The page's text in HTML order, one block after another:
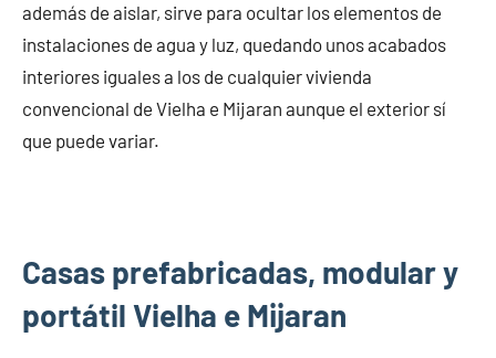
además de aislar, sirve para ocultar los elementos de
instalaciones de agua y luz, quedando unos acabados
interiores iguales a los de cualquier vivienda
convencional de Vielha e Mijaran aunque el exterior sí
que puede variar.
Casas prefabricadas, modular y
portátil Vielha e Mijaran